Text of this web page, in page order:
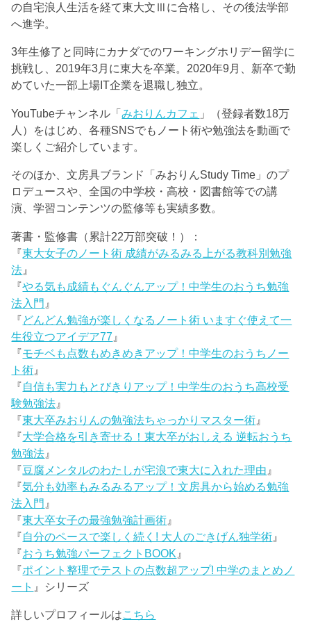
の自宅浪人生活を経て東大文Ⅲに合格し、その後法学部
へ進学。
3年生修了と同時にカナダでのワーキングホリデー留学に
挑戦し、2019年3月に東大を卒業。2020年9月、新卒で勤
めていた一部上場IT企業を退職し独立。
YouTubeチャンネル「みおりんカフェ 」（登録者数18万
人）をはじめ、各種SNSでもノート術や勉強法を動画で
楽しくご紹介しています。
そのほか、文房具ブランド「みおりんStudy Time」のプ
ロデュースや、全国の中学校・高校・図書館等での講
演、学習コンテンツの監修等も実績多数。
著書・監修書（累計22万部突破！）：
『東大女子のノート術 成績がみるみる上がる教科別勉強
法 』
『やる気も成績もぐんぐんアップ！中学生のおうち勉強
法入門 』
『どんどん勉強が楽しくなるノート術 いますぐ使えて一
生役立つアイデア77 』
『モチベも点数もめきめきアップ！中学生のおうちノー
ト術 』
『自信も実力もとびきりアップ！中学生のおうち高校受
験勉強法 』
『東大卒みおりんの勉強法ちゃっかりマスター術 』
『大学合格を引き寄せる！東大卒がおしえる 逆転おうち
勉強法 』
『豆腐メンタルのわたしが宅浪で東大に入れた理由 』
『気分も効率もみるみるアップ！文房具から始める勉強
法入門 』
『東大卒女子の最強勉強計画術 』
『自分のペースで楽しく続く! 大人のごきげん独学術 』
『おうち勉強パーフェクトBOOK 』
『ポイント整理でテストの点数超アップ! 中学のまとめノ
ート 』シリーズ
詳しいプロフィールはこちら